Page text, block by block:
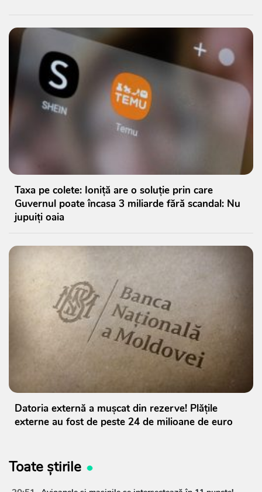
Taxa pe colete: Ioniță are o soluție prin care
Guvernul poate încasa 3 miliarde fără scandal: Nu
jupuiți oaia
Datoria externă a mușcat din rezerve! Plățile
externe au fost de peste 24 de milioane de euro
Toate știrile